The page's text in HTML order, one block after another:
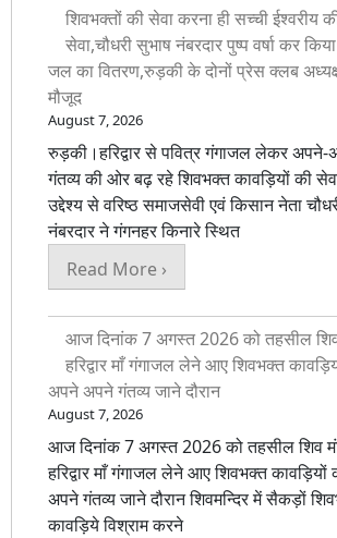
शिवभक्तों की सेवा करना ही सच्ची ईश्वरीय
सेवा,चौधरी सुभाष नंबरदार पुष्प वर्षा कर
जल का वितरण,रुड़की के दोनों प्रेस क्लब
मौजूद
August 7, 2026
रुड़की।हरिद्वार से पवित्र गंगाजल लेकर अपने-
गंतव्य की ओर बढ़ रहे शिवभक्त कावड़ियों की
उद्देश्य से वरिष्ठ समाजसेवी एवं किसान नेता
नंबरदार ने गंगनहर किनारे स्थित
Read More ›
आज दिनांक 7 अगस्त 2026 को तहसील
हरिद्वार माँ गंगाजल लेने आए शिवभक्त
अपने अपने गंतव्य जाने दौरान
August 7, 2026
आज दिनांक 7 अगस्त 2026 को तहसील शिव
हरिद्वार माँ गंगाजल लेने आए शिवभक्त
अपने गंतव्य जाने दौरान शिवमन्दिर में सैकड़ों
कावड़िये विश्राम करने